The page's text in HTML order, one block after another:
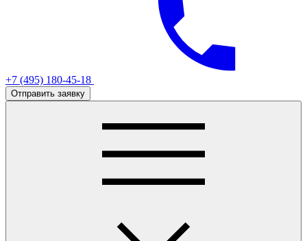
+7 (495) 180-45-18
Отправить заявку